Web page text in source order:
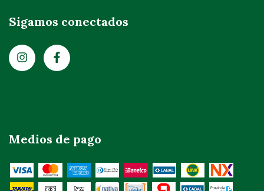
Sigamos conectados
Medios de pago